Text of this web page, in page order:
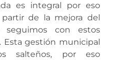
es integral por eso
de la mejora del
con estos
Esta gestión municipal
salteños, por eso